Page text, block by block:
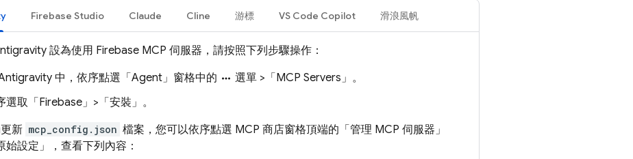
Firebase Studio Claude Cline 游標 VS Code Copilot 滑浪風帆
設為使用 Firebase MCP 伺服器，請按照下列步驟操作：
中，依序點選「Agent」窗格中的 more_horiz 選單 >「MCP Servers」 。
選取「Firebase」>「安裝」。
新 mcp_config.json 檔案，您可以依序點選 MCP 商店窗格頂端的「管理 MCP 伺服器」
始設定」
，查看下列內容：